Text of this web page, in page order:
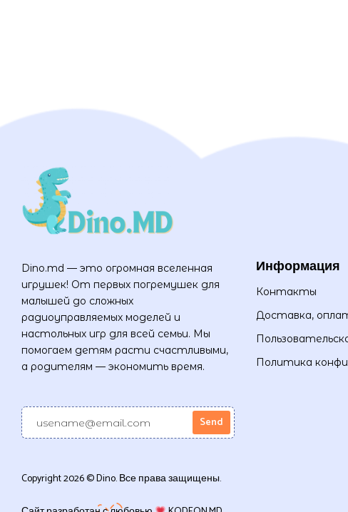
Dino.md — это огромная вселенная
игрушек! От первых погремушек для
малышей до сложных
радиоуправляемых моделей и
настольных игр для всей семьи. Мы
помогаем детям расти счастливыми,
а родителям — экономить время.
Информация
Контакты
Доставка,
Политика
Copyright 2026 © Dino. Все права защищены.